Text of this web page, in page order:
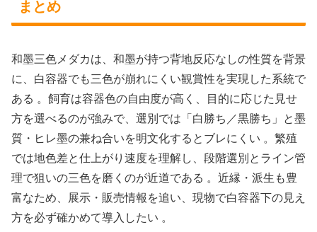
まとめ
和墨三色メダカは、和墨が持つ背地反応なしの性質を背景
に、白容器でも三色が崩れにくい観賞性を実現した系統で
ある 。飼育は容器色の自由度が高く、目的に応じた見せ
方を選べるのが強みで、選別では「白勝ち／黒勝ち」と墨
質・ヒレ墨の兼ね合いを明文化するとブレにくい 。繁殖
では地色差と仕上がり速度を理解し、段階選別とライン管
理で狙いの三色を磨くのが近道である 。近縁・派生も豊
富なため、展示・販売情報を追い、現物で白容器下の見え
方を必ず確かめて導入したい 。